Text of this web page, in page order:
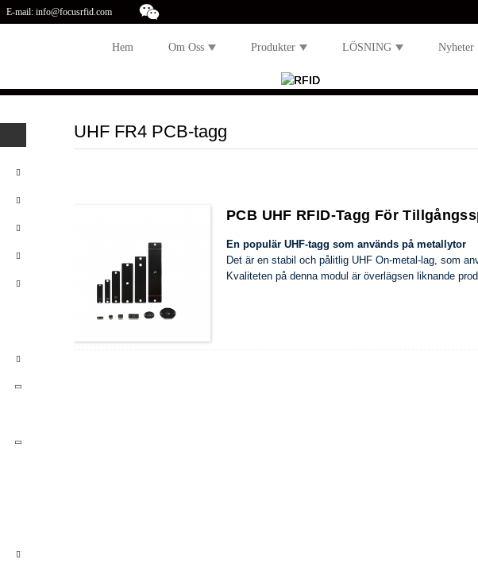
E-mail: info@focusrfid.com
Hem Om Oss Produkter LÖSNING Nyheter
UHF FR4 PCB-tagg
PCB UHF RFID-Tagg För
En populär UHF-tagg som används på metallytor
Det är en stabil och pålitlig UHF On-metal-lag, som
Kvaliteten på denna modul är överlägsen liknande